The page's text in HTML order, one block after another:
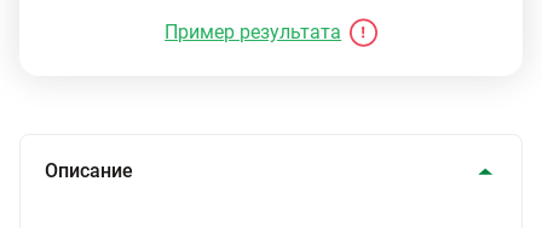
Пример результата
Описание